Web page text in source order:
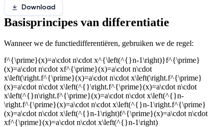
Download
Basisprincipes van differentiatie
Wanneer we de functiedifferentiëren, gebruiken we de regel:
f^{\prime}(x)=a\cdot n\cdot x^{\left(^{}n-1\right)}f^{\prime}
(x)=a\cdot n\cdot xf^{\prime}(x)=a\cdot n\cdot
x\left(\right.f^{\prime}(x)=a\cdot n\cdot x\left(\right.f^{\prime}
(x)=a\cdot n\cdot x\left(^{}\right.f^{\prime}(x)=a\cdot n\cdot
x\left(^{}n\right.f^{\prime}(x)=a\cdot n\cdot x\left(^{}n-
\right.f^{\prime}(x)=a\cdot n\cdot x\left(^{}n-1\right.f^{\prime}
(x)=a\cdot n\cdot x\left(^{}n-1\right)f^{\prime}(x)=a\cdot n\cdot
xf^{\prime}(x)=a\cdot n\cdot x\left(^{}n-1\right)